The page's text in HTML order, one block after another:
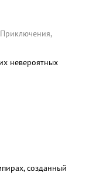
невероятных
созданный